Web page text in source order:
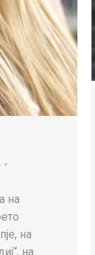
на
на
на